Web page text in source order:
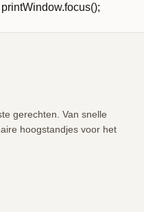
gerechten. Van snelle
hoogstandjes voor het